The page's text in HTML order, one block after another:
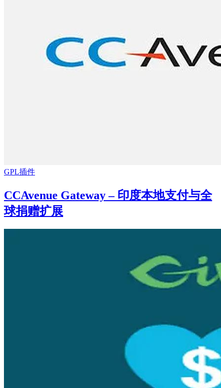
GPL插件
CCAvenue Gateway – 印度本地支付与全
球捐赠扩展